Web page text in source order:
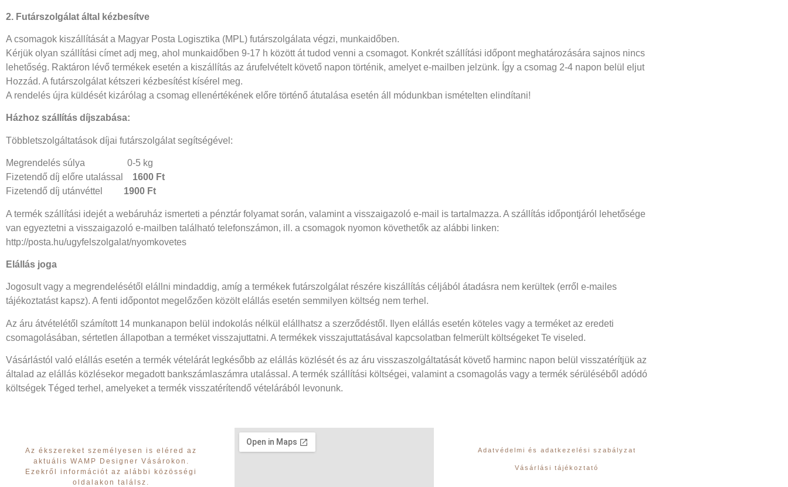
2. Futárszolgálat által kézbesítve
A csomagok kiszállítását a Magyar Posta Logisztika (MPL) futárszolgálata végzi, munkaidőben.
Kérjük olyan szállítási címet adj meg, ahol munkaidőben 9-17 h között át tudod venni a csomagot. Konkrét szállítási időpont meghatározására sajnos nincs
lehetőség. Raktáron lévő termékek esetén a kiszállítás az árufelvételt követő napon történik, amelyet e-mailben jelzünk. Így a csomag 2-4 napon belül eljut
Hozzád. A futárszolgálat kétszeri kézbesítést kísérel meg.
A rendelés újra küldését kizárólag a csomag ellenértékének előre történő átutalása esetén áll módunkban ismételten elindítani!
Házhoz szállítás díjszabása:
Többletszolgáltatások díjai futárszolgálat segítségével:
Megrendelés súlya 0-5 kg
Fizetendő díj előre utalással 1600 Ft
Fizetendő díj utánvéttel
1900 Ft
A termék szállítási idejét a webáruház ismerteti a pénztár folyamat során, valamint a visszaigazoló e-mail is tartalmazza. A szállítás időpontjáról lehetősége
van egyeztetni a visszaigazoló e-mailben található telefonszámon, ill. a csomagok nyomon követhetők az alábbi linken:
http://posta.hu/ugyfelszolgalat/nyomkovetes
Elállás joga
Jogosult vagy a megrendelésétől elállni mindaddig, amíg a termékek futárszolgálat részére kiszállítás céljából átadásra nem kerültek (erről e-mailes
tájékoztatást kapsz). A fenti időpontot megelőzően közölt elállás esetén semmilyen költség nem terhel.
Az áru átvételétől számított 14 munkanapon belül indokolás nélkül elállhatsz a szerződéstől. Ilyen elállás esetén köteles vagy a terméket az eredeti
csomagolásában, sértetlen állapotban a terméket visszajuttatni. A termékek visszajuttatásával kapcsolatban felmerült költségeket Te viseled.
Vásárlástól való elállás esetén a termék vételárát legkésőbb az elállás közlését és az áru visszaszolgáltatását követő harminc napon belül visszatérítjük az
általad az elállás közlésekor megadott bankszámlaszámra utalással. A termék szállítási költségei, valamint a csomagolás vagy a termék sérüléséből adódó
költségek Téged terhel, amelyeket a termék visszatérítendő vételárából levonunk.
Az ékszereket személyesen is eléred az
aktuális WAMP Designer Vásárokon.
Ezekről információt az alábbi közösségi
oldalakon találsz.
Adatvédelmi és adatkezelési szabályzat
Vásárlási tájékoztató